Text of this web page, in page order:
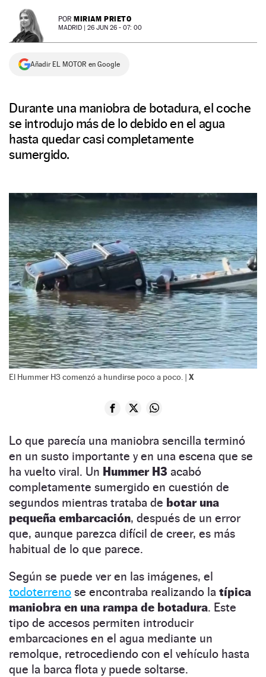
NEWSLETTER POR MIRIAM PRIETO
MADRID | 26 JUN 26 - 07: 00
Añadir EL MOTOR en Google
Durante una maniobra de botadura, el coche
se introdujo más de lo debido en el agua
hasta quedar casi completamente
sumergido.
El Hummer H3 comenzó a hundirse poco a poco. | X
Lo que parecía una maniobra sencilla terminó
en un susto importante y en una escena que se
ha vuelto viral. Un Hummer H3 acabó
completamente sumergido en cuestión de
segundos mientras trataba de botar una
pequeña embarcación, después de un error
que, aunque parezca difícil de creer, es más
habitual de lo que parece.
Según se puede ver en las imágenes, el
todoterreno se encontraba realizando la típica
maniobra en una rampa de botadura. Este
tipo de accesos permiten introducir
embarcaciones en el agua mediante un
remolque, retrocediendo con el vehículo hasta
que la barca flota y puede soltarse.